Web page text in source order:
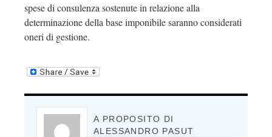
spese di consulenza sostenute in relazione alla
determinazione della base imponibile saranno considerati
oneri di gestione.
A PROPOSITO DI
ALESSANDRO PASUT